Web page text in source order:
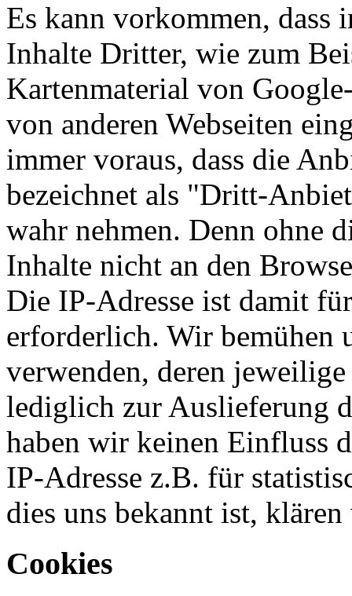
Es kann vorkommen, dass
Inhalte Dritter, wie zum
Kartenmaterial von
von anderen Webseiten
immer voraus, dass die
bezeichnet als "Dritt-
wahr nehmen. Denn ohne
Inhalte nicht an den
Die IP-Adresse ist damit
erforderlich. Wir bemühen
verwenden, deren
lediglich zur Auslieferung
haben wir keinen Einfluss
IP-Adresse z.B. für
dies uns bekannt ist,
Cookies